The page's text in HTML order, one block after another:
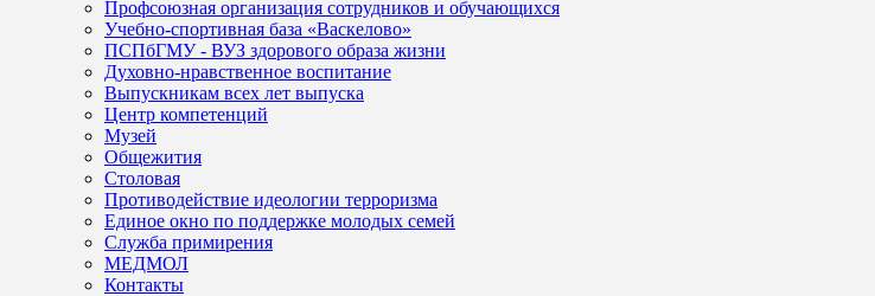
Профсоюзная организация сотрудников и обучающихся
Учебно-спортивная база «Васкелово»
ПСПбГМУ - ВУЗ здорового образа жизни
Духовно-нравственное воспитание
Выпускникам всех лет выпуска
Центр компетенций
Музей
Общежития
Столовая
Противодействие идеологии терроризма
Единое окно по поддержке молодых семей
Служба примирения
МЕДМОЛ
Контакты